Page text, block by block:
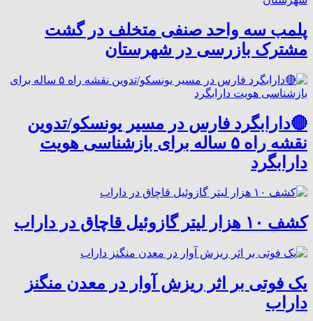
پلمب سه واحد صنفی متخلف در گشت
مشترک بازرسی در شهرستان
🔴دارابگرد فارس در مسیر یونسکو/تدوین
نقشه راه ۵ ساله برای بازشناسی هویت
دارابگرد
کشف ۱۰ هزار لیتر گازوئیل قاچاق در داراب
یک فوتی بر اثر ریزش آوار در معدن منگنز
داراب